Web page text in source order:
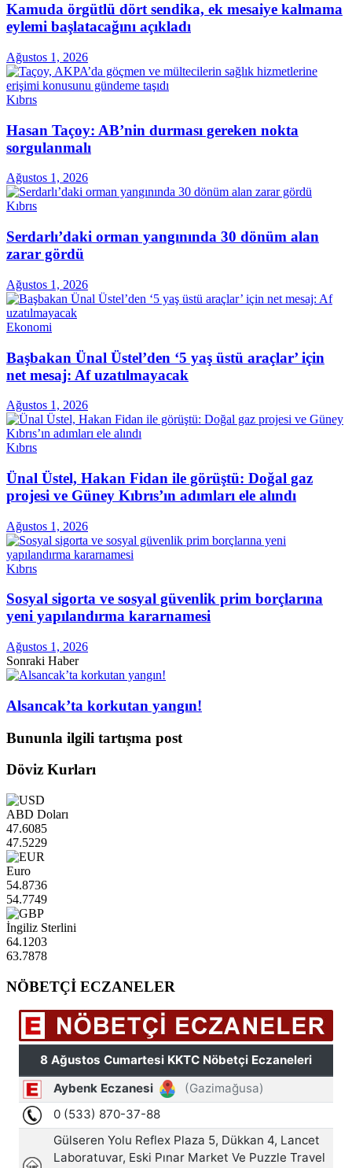
Kamuda örgütlü dört sendika, ek mesaiye kalmama
eylemi başlatacağını açıkladı
Ağustos 1, 2026
Kıbrıs
Hasan Taçoy: AB’nin durması gereken nokta
sorgulanmalı
Ağustos 1, 2026
Kıbrıs
Serdarlı’daki orman yangınında 30 dönüm alan
zarar gördü
Ağustos 1, 2026
Ekonomi
Başbakan Ünal Üstel’den ‘5 yaş üstü araçlar’ için
net mesaj: Af uzatılmayacak
Ağustos 1, 2026
Kıbrıs
Ünal Üstel, Hakan Fidan ile görüştü: Doğal gaz
projesi ve Güney Kıbrıs’ın adımları ele alındı
Ağustos 1, 2026
Kıbrıs
Sosyal sigorta ve sosyal güvenlik prim borçlarına
yeni yapılandırma kararnamesi
Ağustos 1, 2026
Sonraki Haber
Alsancak’ta korkutan yangın!
Bununla ilgili tartışma post
Döviz Kurları
ABD Doları
47.6085
47.5229
Euro
54.8736
54.7749
İngiliz Sterlini
64.1203
63.7878
NÖBETÇİ ECZANELER